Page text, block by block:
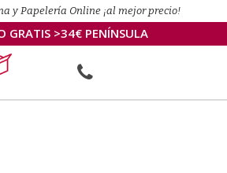
y Papelería Online ¡al mejor precio!
GRATIS >34€ PENÍNSULA